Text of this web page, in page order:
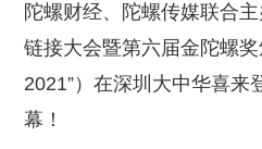
陀螺财经、陀螺传媒联合
链接大会暨第六届金陀螺
2021”）在深圳大中华喜来
幕！